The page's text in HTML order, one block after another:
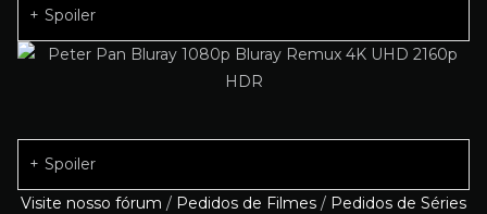
Spoiler
Spoiler
Visite nosso fórum / Pedidos de Filmes / Pedidos de Séries